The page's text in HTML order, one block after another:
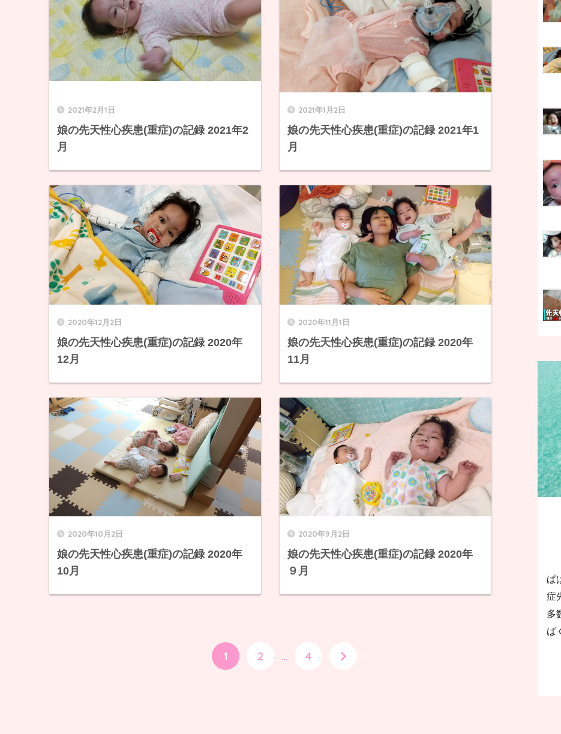
2021年2月1日
娘の先天性心疾患(重症)の記録 2021年2
月
2021年1月2日
娘の先天性心疾患(重症)の記録 2021年1
月
2020年12月2日
娘の先天性心疾患(重症)の記録 2020年
12月
2020年11月1日
娘の先天性心疾患(重症)の記録 2020年
11月
2020年10月2日
娘の先天性心疾患(重症)の記録 2020年
10月
2020年9月2日
娘の先天性心疾患(重症)の記録 2020年
９月
1 2 … 4
ぱ
症
多
ば